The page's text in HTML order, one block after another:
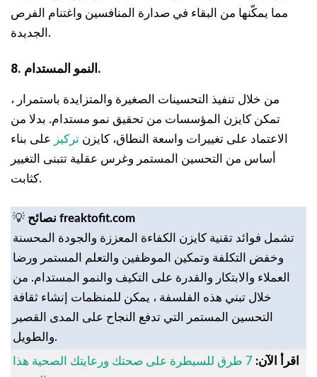
مما يمكّنها من البقاء في صدارة المنافسين واغتنام الفرص
الجديدة.
8. النمو المستدام.
من خلال تنفيذ التحسينات الصغيرة والمتزايدة باستمرار ،
تمكن كايزن المؤسسات من تحقيق نمو مستدام. بدلا من
الاعتماد على تغييرات واسعة النطاق، كايزن تركيز على بناء
أساس من التحسين المستمر وغرس عقلية تتبنى التغيير
كثابت.
💡
نصائح freaktofit.com
تشمل فوائد تقنية كايزن الكفاءة المعززة والجودة المحسنة
وخفض التكلفة وتمكين الموظفين والتعلم المستمر ورضا
العملاء والابتكار والقدرة على التكيف والنمو المستدام. من
خلال تبني هذه الفلسفة ، يمكن للمنظمات إنشاء ثقافة
التحسين المستمر التي تدفع النجاح على المدى القصير
والطويل.
اقرأ الآن:
7 طرق للسيطرة على صحتك ورعايتك الصحية هذا